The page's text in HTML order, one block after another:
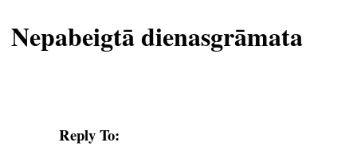
Nepabeigtā dienasgrāmata
Reply To: